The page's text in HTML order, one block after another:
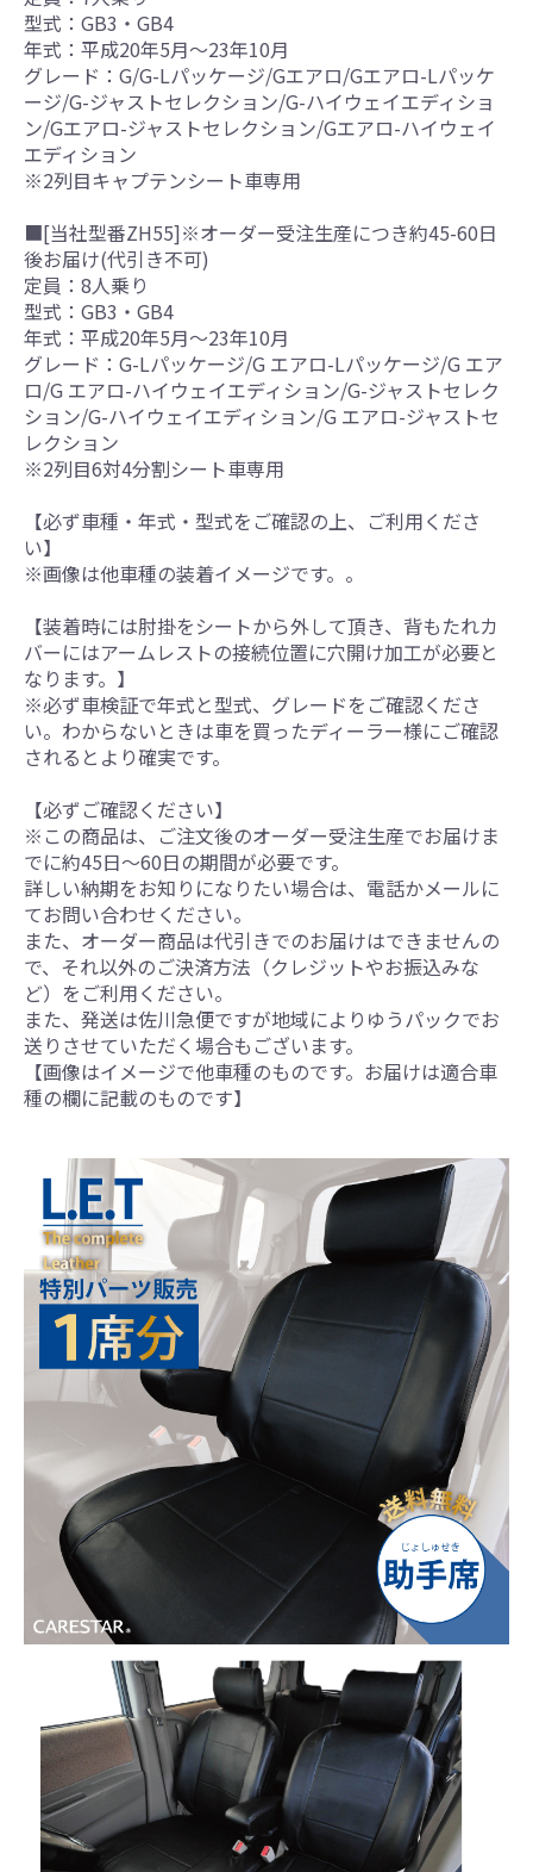
型式：GB3・GB4
年式：平成20年5月～23年10月
グレード：G/G-Lパッケージ/Gエアロ/Gエアロ-Lパッケ
ージ/G-ジャストセレクション/G-ハイウェイエディショ
ン/Gエアロ-ジャストセレクション/Gエアロ-ハイウェイ
エディション
※2列目キャプテンシート車専用
■[当社型番ZH55]※オーダー受注生産につき約45-60日
後お届け(代引き不可)
定員：8人乗り
型式：GB3・GB4
年式：平成20年5月～23年10月
グレード：G-Lパッケージ/G エアロ-Lパッケージ/G エア
ロ/G エアロ-ハイウェイエディション/G-ジャストセレク
ション/G-ハイウェイエディション/G エアロ-ジャストセ
レクション
※2列目6対4分割シート車専用
【必ず車種・年式・型式をご確認の上、ご利用くださ
い】
※画像は他車種の装着イメージです。。
【装着時には肘掛をシートから外して頂き、背もたれカ
バーにはアームレストの接続位置に穴開け加工が必要と
なります。】
※必ず車検証で年式と型式、グレードをご確認くださ
い。わからないときは車を買ったディーラー様にご確認
されるとより確実です。
【必ずご確認ください】
※この商品は、ご注文後のオーダー受注生産でお届けま
でに約45日～60日の期間が必要です。
詳しい納期をお知りになりたい場合は、電話かメールに
てお問い合わせください。
また、オーダー商品は代引きでのお届けはできませんの
で、それ以外のご決済方法（クレジットやお振込みな
ど）をご利用ください。
また、発送は佐川急便ですが地域によりゆうパックでお
送りさせていただく場合もございます。
【画像はイメージで他車種のものです。お届けは適合車
種の欄に記載のものです】